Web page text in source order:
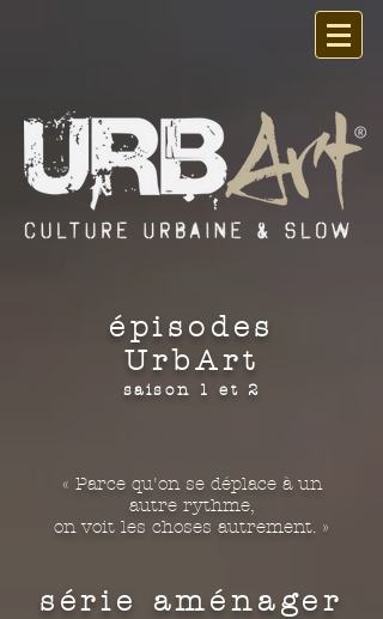
épisodes
UrbArt
saison 1 et 2
« Parce qu'on se déplace à un
autre rythme,
on voit les choses autrement. »
série aménager